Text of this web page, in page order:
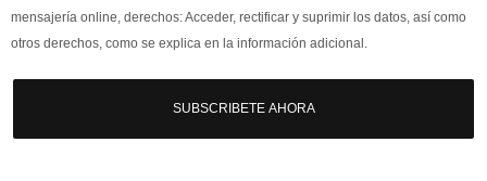
mensajería online, derechos: Acceder, rectificar y suprimir los datos, así como
otros derechos, como se explica en la información adicional.
SUBSCRIBETE AHORA